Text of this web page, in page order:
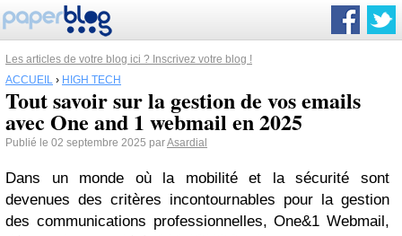
Les articles de votre blog ici ? Inscrivez votre blog !
ACCUEIL › HIGH TECH
Tout savoir sur la gestion de vos emails
avec One and 1 webmail en 2025
Publié le 02 septembre 2025 parAsardial
Dans un monde où la mobilité et la sécurité sont
devenues des critères incontournables pour la gestion
des communications professionnelles, One&1 Webmail,